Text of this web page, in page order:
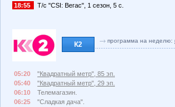
18:55
Т/с "CSI: Вегас", 1 сезон, 5 с.
К2 программа на неделю:
05:20
"Квадратный метр", 85 эп.
05:40
"Квадратный метр", 29 эп.
06:10
Телемагазин.
06:25
"Сладкая дача".